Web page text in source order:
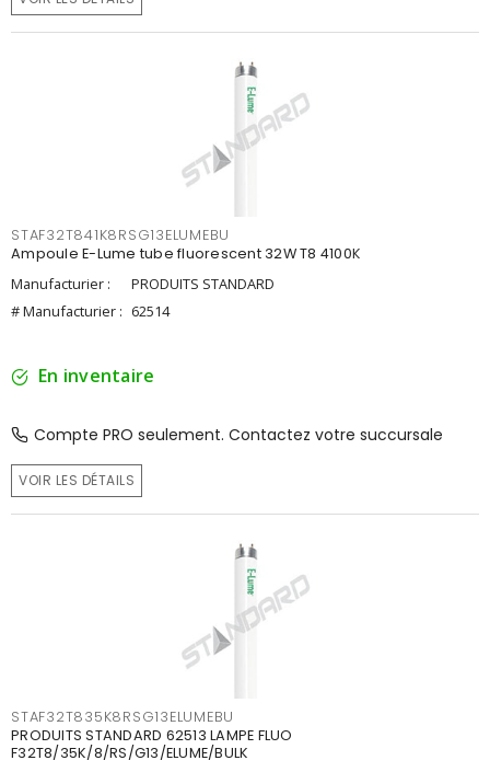
STAF32T841K8RSG13ELUMEBU
Ampoule E-Lume tube fluorescent 32W T8 4100K
Manufacturier :
PRODUITS STANDARD
# Manufacturier : 62514
En inventaire
Compte PRO seulement. Contactez votre succursale
VOIR LES DÉTAILS
STAF32T835K8RSG13ELUMEBU
PRODUITS STANDARD 62513 LAMPE FLUO
F32T8/35K/8/RS/G13/ELUME/BULK